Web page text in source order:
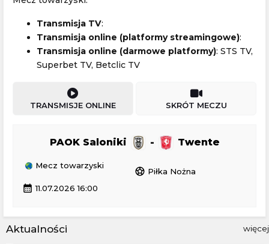
Transmisja TV:
Transmisja online (platformy streamingowe):
Transmisja online (darmowe platformy): STS TV,
Superbet TV, Betclic TV
TRANSMISJE ONLINE SKRÓT MECZU
PAOK Saloniki - Twente
Mecz towarzyski
sports_soccer Piłka Nożna
calendar_month 11.07.2026 16:00
Aktualności więcej